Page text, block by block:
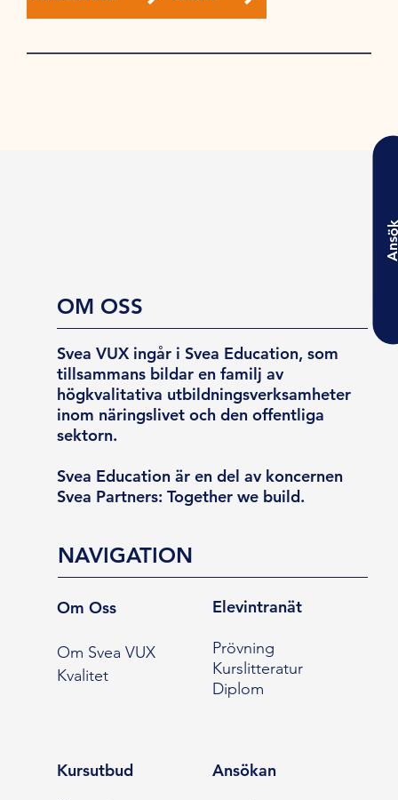
OM OSS
Svea VUX ingår i Svea Education, som
tillsammans bildar en familj av
högkvalitativa utbildningsverksamheter
inom näringslivet och den offentliga
sektorn.
Svea Education är en del av koncernen
Svea Partners: Together we build.
NAVIGATION
Om Oss
Om Svea VUX
Kvalitet
Elevintranät
Prövning
Kurslitteratur
Diplom
Kursutbud Ansökan